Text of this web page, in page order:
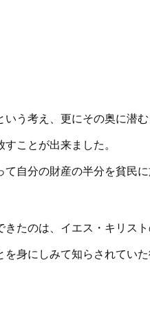
う考え、更にその奥に潜
ことが出来ました。
て自分の財産の半分を貧
たのは、イエス・キリスト
身にしみて知らされてい